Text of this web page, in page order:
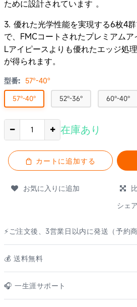
ために設計されています 。
3. 優れた光学性能を実現する6枚4
で、FMCコートされたプレミアムア
Lアイピースよりも優れたエッジ処
が得られます。
型番: 57°-40°
57°-40° 52°-36° 60°-40°
在庫あり
カートに追加する
お気に入りに追加
シェ
⚡ご注文後、3営業日以内に発送（予約商
💰️ 送料無料
🎧 一生涯サポート